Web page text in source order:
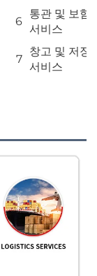
6
통관 및 보험
서비스
7
창고 및 저장
서비스